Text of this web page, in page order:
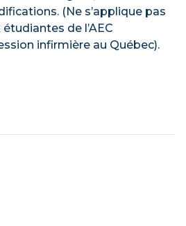
(Ne s’applique pas
de l’AEC
infirmière au Québec).